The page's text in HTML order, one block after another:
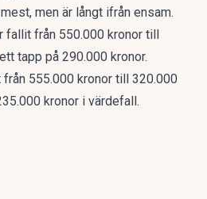
men är långt ifrån ensam.
fallit från 550.000 kronor till
tapp på 290.000 kronor.
555.000 kronor till 320.000
kronor i värdefall.